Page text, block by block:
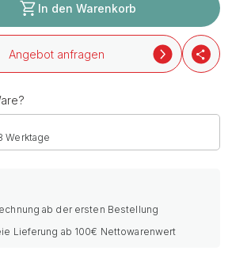
In den Warenkorb
Angebot anfragen
Werktage
ab der ersten Bestellung
Lieferung ab 100€ Nettowarenwert